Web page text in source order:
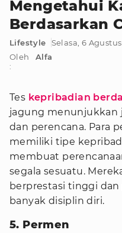
Mengetahui
Berdasarkan
Lifestyle
Selasa, 6
Oleh
:
Alfa
Tes kepribadian
jagung menunjukkan
dan perencana. Para
memiliki tipe
membuat
segala sesuatu.
berprestasi tinggi
banyak disiplin diri.
5. Permen